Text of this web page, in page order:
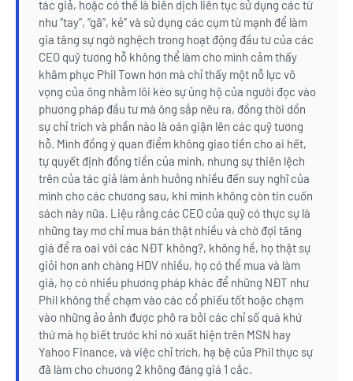
tác giả, hoặc có thể là biên dịch liên tục sử dụng các từ
như “tay”, “gã”, kẻ” và sử dụng các cụm từ mạnh để làm
gia tăng sự ngờ nghệch trong hoạt động đầu tư của các
CEO quỹ tương hỗ không thể làm cho mình cảm thấy
khâm phục Phil Town hơn mà chỉ thấy một nỗ lực vô
vọng của ông nhằm lôi kéo sự ủng hộ của người đọc vào
phương pháp đầu tư mà ông sắp nêu ra, đồng thời dồn
sự chỉ trích và phần nào là oán giận lên các quỹ tương
hỗ. Mình đồng ý quan điểm không giao tiền cho ai hết,
tự quyết định đồng tiền của mình, nhưng sự thiên lệch
trên của tác giả làm ảnh hưởng nhiều đến suy nghĩ của
mình cho các chương sau, khi mình không còn tin cuốn
sách này nữa. Liệu rằng các CEO của quỹ có thực sự là
những tay mơ chỉ mua bán thật nhiều và chờ đợi tăng
giá để ra oai với các NĐT không?, không hề, họ thật sự
giỏi hơn anh chàng HDV nhiều, họ có thể mua và làm
giá, họ có nhiều phương pháp khác để những NĐT như
Phil không thể chạm vào các cổ phiếu tốt hoặc chạm
vào những ảo ảnh được phô ra bởi các chỉ số quá khứ
thứ mà họ biết trước khi nó xuất hiện trên MSN hay
Yahoo Finance, và việc chỉ trích, hạ bệ của Phil thực sự
đã làm cho chương 2 không đáng giá 1 cắc.